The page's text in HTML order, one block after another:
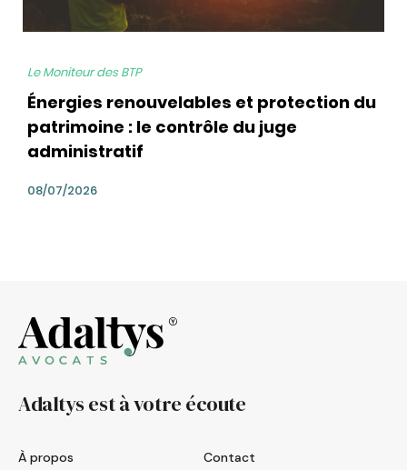
Le Moniteur des BTP
Énergies renouvelables et protection du
patrimoine : le contrôle du juge
administratif
08/07/2026
Adaltys est à votre écoute
À propos
Contact